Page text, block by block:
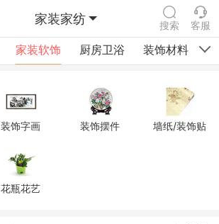
家装家纺 搜索 客服
家装软饰 厨房卫浴 装饰材料
装饰字画 装饰摆件 墙纸/装饰贴
花瓶花艺